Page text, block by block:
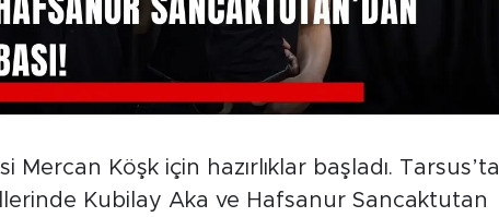
Mercan Köşk için hazırlıklar başladı. Tarsus’ta
Kubilay Aka ve Hafsanur Sancaktutan